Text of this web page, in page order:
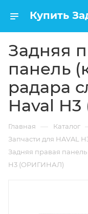
Задняя
панель
радара
Haval
Главная — Каталог
Запчасти для HAVAL
Задняя правая
H3 (ОРИГИНАЛ)